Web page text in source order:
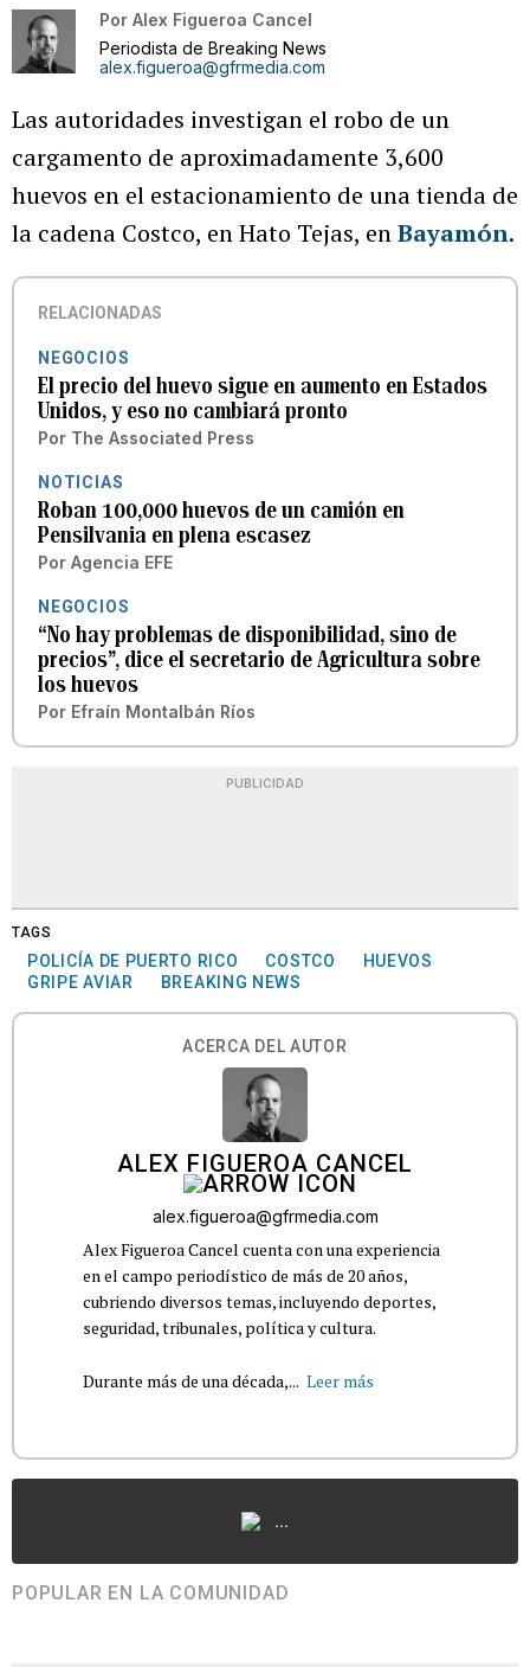
Por Alex Figueroa Cancel
Periodista de Breaking News
alex.figueroa@gfrmedia.com
Las autoridades investigan el robo de un
cargamento de aproximadamente 3,600
huevos en el estacionamiento de una tienda de
la cadena Costco, en Hato Tejas, enBayamón.
RELACIONADAS
NEGOCIOS
El precio del huevo sigue en aumento en Estados
Unidos, y eso no cambiará pronto
Por The Associated Press
NOTICIAS
Roban 100,000 huevos de un camión en
Pensilvania en plena escasez
Por Agencia EFE
NEGOCIOS
“No hay problemas de disponibilidad, sino de
precios”, dice el secretario de Agricultura sobre
los huevos
Por Efraín Montalbán Ríos
PUBLICIDAD
TAGS
POLICÍA DE PUERTO RICO COSTCO
HUEVOS
GRIPE AVIAR
BREAKING NEWS
ACERCA DEL AUTOR
ALEX FIGUEROA CANCEL
alex.figueroa@gfrmedia.com
Alex Figueroa Cancel cuenta con una experiencia
en el campo periodístico de más de 20 años,
cubriendo diversos temas, incluyendo deportes,
seguridad, tribunales, política y cultura.
Durante más de una década,... Leer más
...
POPULAR EN LA COMUNIDAD